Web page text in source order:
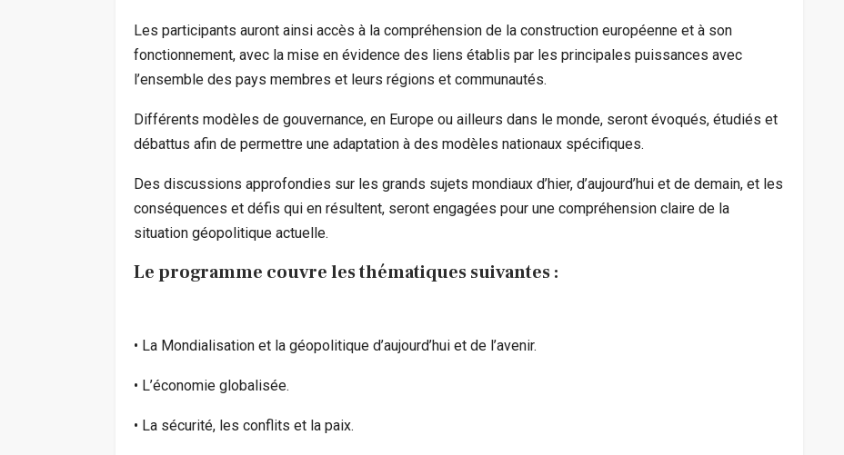
Les participants auront ainsi accès à la compréhension de la construction européenne et à son
fonctionnement, avec la mise en évidence des liens établis par les principales puissances avec
l’ensemble des pays membres et leurs régions et communautés.
Différents modèles de gouvernance, en Europe ou ailleurs dans le monde, seront évoqués, étudiés et
débattus afin de permettre une adaptation à des modèles nationaux spécifiques.
Des discussions approfondies sur les grands sujets mondiaux d’hier, d’aujourd’hui et de demain, et les
conséquences et défis qui en résultent, seront engagées pour une compréhension claire de la
situation géopolitique actuelle.
Le programme couvre les thématiques suivantes :
• La Mondialisation et la géopolitique d’aujourd’hui et de l’avenir.
• L’économie globalisée.
• La sécurité, les conflits et la paix.